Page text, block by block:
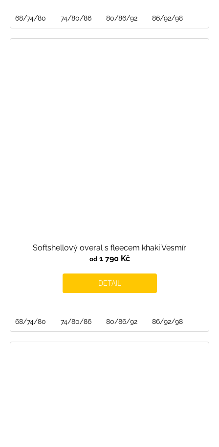
68/74/80 74/80/86 80/86/92 86/92/98
Softshellový overal s fleecem khaki Vesmír
od1 790 Kč
DETAIL
68/74/80 74/80/86 80/86/92 86/92/98